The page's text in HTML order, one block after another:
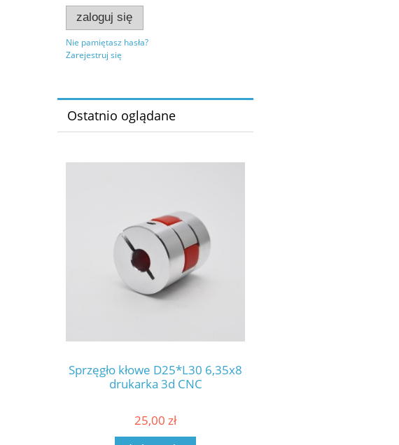
zaloguj się
Nie pamiętasz hasła?
Zarejestruj się
Ostatnio oglądane
Sprzęgło kłowe D25*L30 6,35x8
drukarka 3d CNC
25,00 zł